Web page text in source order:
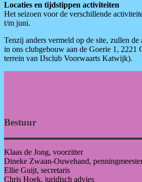
Locaties en tijdstippen activiteiten
Het seizoen voor de verschillende
t/m juni.
Tenzij anders vermeld op de site, zullen
in ons clubgebouw aan de Goerie 1,
terrein van IJsclub Voorwaarts Katwijk).
Bestuur
Klaas de Jong, voorzitter
Dineke Zwaan-Ouwehand,
Ellie Guijt, secretaris
Chris Hoek, juridisch advies